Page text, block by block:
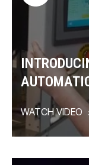
WATCH VIDEO